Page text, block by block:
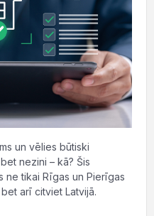
un vēlies būtiski
nezini – kā? Šis
ne tikai Rīgas un Pierīgas
arī citviet Latvijā.